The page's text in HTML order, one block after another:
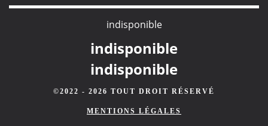
indisponible
indisponible
indisponible
©2022 - 2026 TOUT DROIT RÉSERVÉ
MENTIONS LÉGALES